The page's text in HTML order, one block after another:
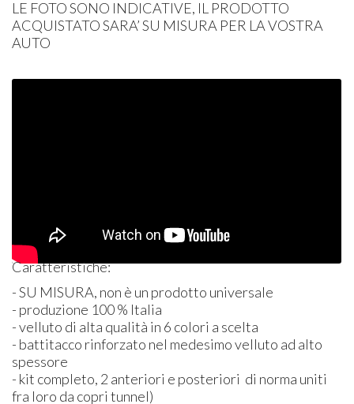
LE FOTOSONO INDICATIVE, IL PRODOTTO
ACQUISTATOSARA’ SU MISURA PER LAVOSTRA
AUTO
Caratteristiche:
- SU MISURA, non è un prodotto universale
- produzione 100 % Italia
- velluto di alta qualità in 6 colori a scelta
- battitacco rinforzato nel medesimo velluto ad alto
spessore
- kit completo, 2 anteriori e posteriori di norma uniti
fra loro da copri tunnel)